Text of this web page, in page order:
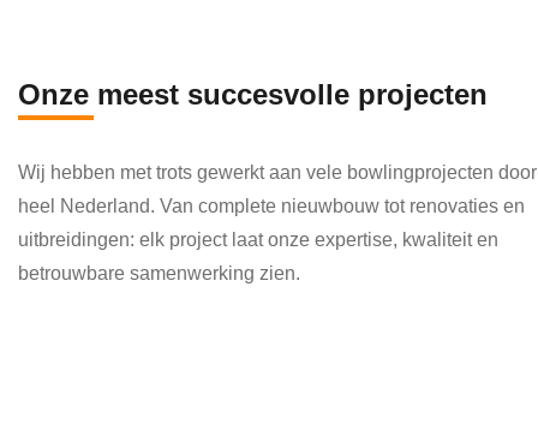
kund
Onze meest succesvolle projecten
Wij hebben met trots gewerkt aan vele bowlingprojecten door
heel Nederland. Van complete nieuwbouw tot renovaties en
uitbreidingen: elk project laat onze expertise, kwaliteit en
betrouwbare samenwerking zien.